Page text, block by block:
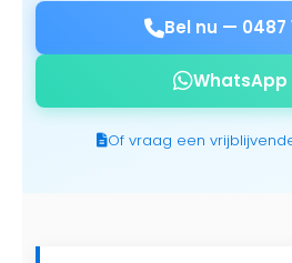
Bel nu — 0487
WhatsApp
Of vraag een